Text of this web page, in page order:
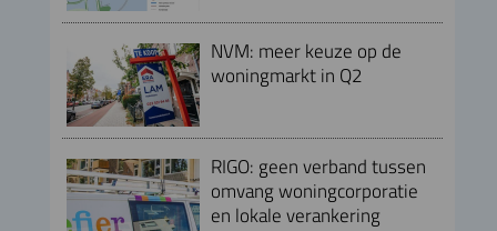
NVM: meer keuze op de
woningmarkt in Q2
RIGO: geen verband tussen
omvang woningcorporatie
en lokale verankering